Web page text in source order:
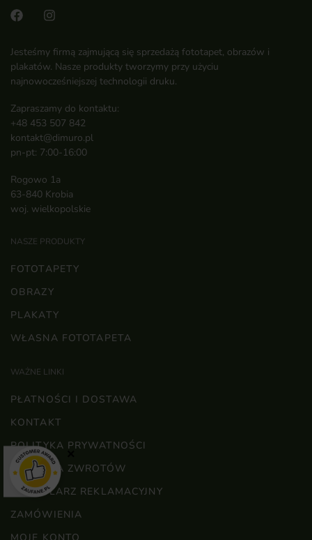
Jesteśmy firmą zajmującą się sprzedażą fototapet, obrazów i
plakatów. Nasze produkty tworzymy przy użyciu
najnowocześniejszej technologii druku.
Zapraszamy do kontaktu:
+48 453 507 842
kontakt@dimuro.pl
pn-pt: 7:00-16:00
Rogowo 1a
63-840 Krobia
woj. wielkopolskie
NASZE PRODUKTY
FOTOTAPETY
OBRAZY
PLAKATY
WŁASNA FOTOTAPETA
WAŻNE LINKI
PŁATNOŚCI I DOSTAWA
KONTAKT
POLITYKA PRYWATNOŚCI
POLITYKA ZWROTÓW
FORMULARZ REKLAMACYJNY
ZAMÓWIENIA
×